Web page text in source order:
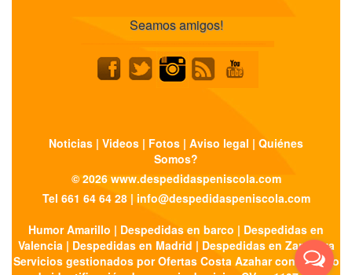
Seamos amigos!
Noticias | Videos | Fotos | Aviso legal | Quiénes
Somos?
© 2026 www.despedidaspeniscola.com
Tel 661 64 64 28 | info@despedidaspeniscola.com
Humor Amarillo | Despedidas en barco | Despedidas en
Valencia | Despedidas en Madrid | Despedidas en Zaragoza
Servicios gestionados por Ofertas Costa Azahar con número